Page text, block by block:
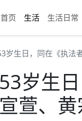
首页 生活 生活日常
岁生日，同在《执法
岁生
萱、